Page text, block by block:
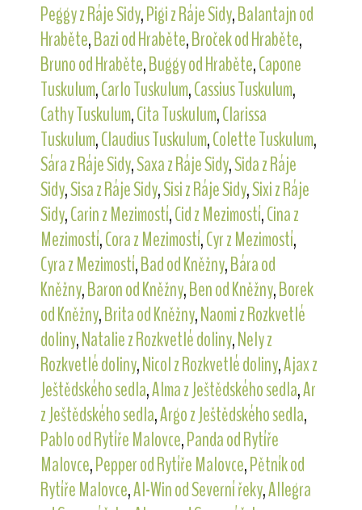
Peggy z Ráje Sidy,Pigi z Ráje Sidy,Balantajn od
Hraběte,Bazi od Hraběte,Broček od Hraběte,
Bruno od Hraběte,Buggy od Hraběte,Capone
Tuskulum,Carlo Tuskulum,Cassius Tuskulum,
Cathy Tuskulum,Cita Tuskulum,Clarissa
Tuskulum,Claudius Tuskulum,Colette Tuskulum,
Sára z Ráje Sidy,Saxa z Ráje Sidy,Sida z Ráje
Sidy,Sisa z Ráje Sidy,Sisi z Ráje Sidy,Sixi z Ráje
Sidy,Carin z Mezimostí,Cid z Mezimostí,Cina z
Mezimostí,Cora z Mezimostí,Cyr z Mezimostí,
Cyra z Mezimostí,Bad od Kněžny,Bára od
Kněžny,Baron od Kněžny,Ben od Kněžny,Borek
od Kněžny,Brita od Kněžny,Naomi z Rozkvetlé
doliny,Natalie z Rozkvetlé doliny,Nely z
Rozkvetlé doliny,Nicol z Rozkvetlé doliny,Ajax z
Ještědského sedla,Alma z Ještědského sedla,Ar
z Ještědského sedla,Argo z Ještědského sedla,
Pablo od Rytíře Malovce,Panda od Rytíře
Malovce,Pepper od Rytíře Malovce,Pětník od
Rytíře Malovce,Al-Win od Severní řeky,Allegra